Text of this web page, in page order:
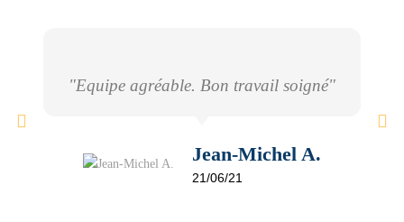
"Equipe agréable. Bon travail soigné"
Jean-Michel A.
21/06/21